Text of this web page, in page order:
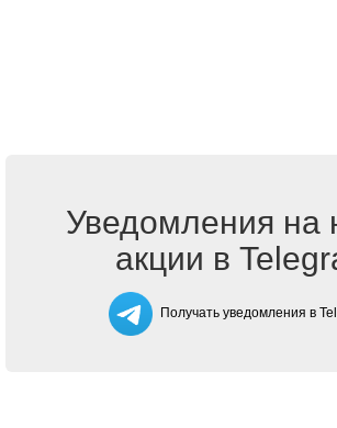
Уведомления на
акции в
Получать уведомления в